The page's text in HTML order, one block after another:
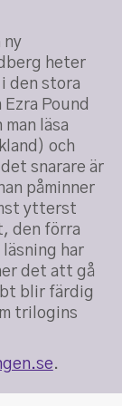
ny
heter
den stora
Pound
läsa
och
snarare är
påminner
ytterst
den förra
har
det att gå
blir färdig
trilogins
.